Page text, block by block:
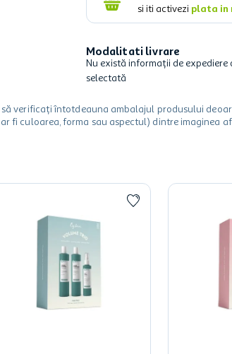
si iti activezi plata in
Modalitati livrare
Nu există informații de
selectată
verificați întotdeauna ambalajul produsului
fi culoarea, forma sau aspectul) dintre imaginea